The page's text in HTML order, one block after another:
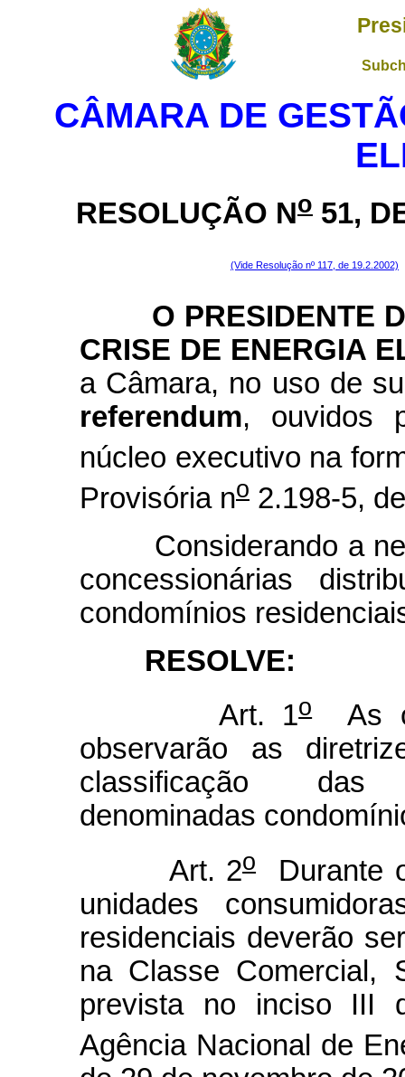
CÂMARA DE
RESOLUÇÃO No 51,
(Vide Resolução nº 117, de 19.2.2002)
O PRESIDENTE
CRISE DE ENERGIA
a Câmara, no uso de
referendum, ouvidos
núcleo executivo na
Provisória no 2.198-5,
Considerando a
concessionárias
condomínios
RESOLVE:
Art. 1oAs
observarão as
classificação das
denominadas
Art. 2o
Durante
unidades
residenciais deverão
na Classe Comercial,
prevista no inciso III
Agência Nacional de